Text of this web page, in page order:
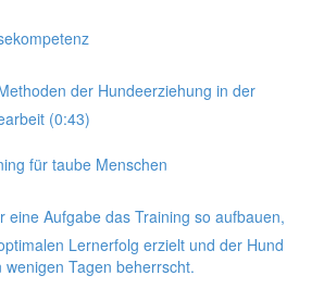
der Hundeerziehung in der
(0:43)
für taube Menschen
eine Aufgabe das Training so aufbauen,
Lernerfolg erzielt und der Hund
Tagen beherrscht.